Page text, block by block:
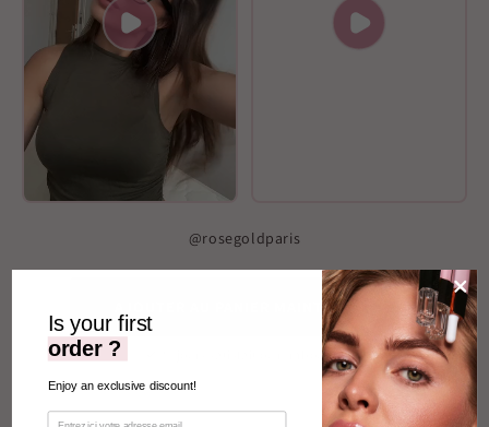
@rosegoldparis
AJOUTER AU PANIER MAINTENANT
30 jours satisfait ou remboursé
Is your first
order ?
Enjoy an exclusive discount!